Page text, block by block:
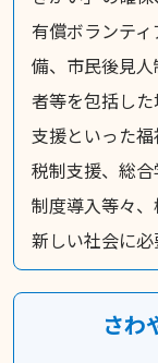
有償ボランテ
備、市民後見
者等を包括し
支援といった
税制支援、総
制度導入等々
新しい社会に必
さわ